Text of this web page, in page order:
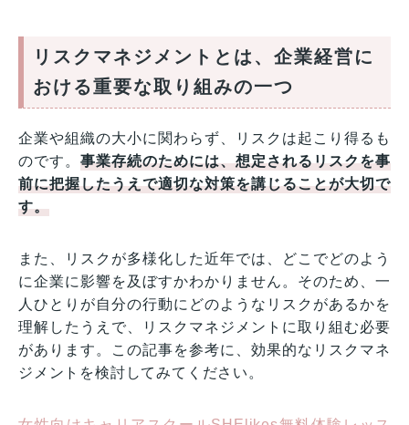
リスクマネジメントとは、企業経営に
おける重要な取り組みの一つ
企業や組織の大小に関わらず、リスクは起こり得るも
のです。事業存続のためには、想定されるリスクを事
前に把握したうえで適切な対策を講じることが大切で
す。
また、リスクが多様化した近年では、どこでどのよう
に企業に影響を及ぼすかわかりません。そのため、一
人ひとりが自分の行動にどのようなリスクがあるかを
理解したうえで、リスクマネジメントに取り組む必要
があります。この記事を参考に、効果的なリスクマネ
ジメントを検討してみてください。